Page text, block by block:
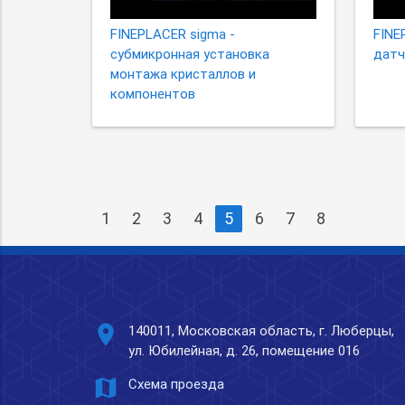
FINEPLACER sigma -
субмикронная установка
монтажа кристаллов и
компонентов
1 2 3 4 5 6 7 8
place
140011, Московская область, г. Люберцы,
ул. Юбилейная, д. 26, помещение 016
map Схема проезда